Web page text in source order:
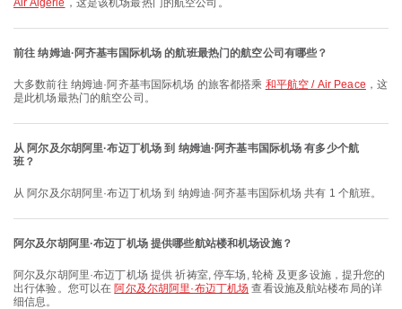
Air Algerie ，这是该机场最热门的航空公司。
前往 纳姆迪·阿齐基韦国际机场 的航班最热门的航空公司有哪些？
大多数前往 纳姆迪·阿齐基韦国际机场 的旅客都搭乘 和平航空 / Air Peace ，这
是此机场最热门的航空公司。
从 阿尔及尔胡阿里·布迈丁机场 到 纳姆迪·阿齐基韦国际机场 有多少个航
班？
从 阿尔及尔胡阿里·布迈丁机场 到 纳姆迪·阿齐基韦国际机场 共有 1 个航班。
阿尔及尔胡阿里·布迈丁机场 提供哪些航站楼和机场设施？
阿尔及尔胡阿里·布迈丁机场 提供 祈祷室, 停车场, 轮椅 及更多设施，提升您的
出行体验。您可以在 阿尔及尔胡阿里·布迈丁机场 查看设施及航站楼布局的详
细信息。